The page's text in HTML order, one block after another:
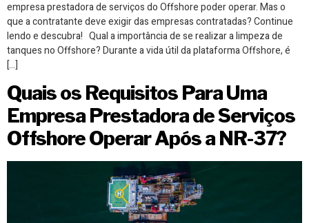
empresa prestadora de serviços do Offshore poder operar. Mas o
que a contratante deve exigir das empresas contratadas? Continue
lendo e descubra! Qual a importância de se realizar a limpeza de
tanques no Offshore? Durante a vida útil da plataforma Offshore, é
[…]
Quais os Requisitos Para Uma
Empresa Prestadora de Serviços
Offshore Operar Após a NR-37?